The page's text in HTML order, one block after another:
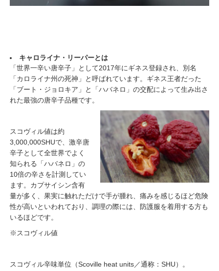
キャロライナ・リーパーとは
「世界一辛い唐辛子」として2017年にギネス登録され、別名
「カロライナ州の死神」と呼ばれています。ギネス王者だった
「ブート・ジョロキア」と「ハバネロ」の交配によって生み出さ
れた最強の唐辛子品種です。
スコヴィル値は約
3,000,000SHUで、激辛唐
辛子として全世界でよく
知られる「ハバネロ」の
10倍の辛さを計測してい
ます。カプサイシン含有
量が多く、果実に触れただけで手が腫れ、痛みを感じるほど危険
性が高いといわれており、調理の際には、防護服を着用する方も
いるほどです。
※スコヴィル値
スコヴィル辛味単位（Scoville heat units／通称：SHU）。